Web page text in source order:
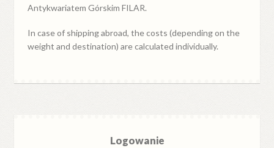
Antykwariatem Górskim FILAR.
In case of shipping abroad, the costs (depending on the
weight and destination) are calculated individually.
Logowanie